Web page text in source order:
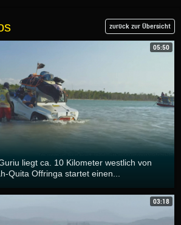
zurück zur Übersicht
05:50
liegt ca. 10 Kilometer westlich von
Quita Offringa startet einen...
03:18